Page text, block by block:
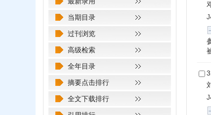
当期目录
过刊浏览
高级检索
全年目录
摘要点击排行
全文下载排行
3.